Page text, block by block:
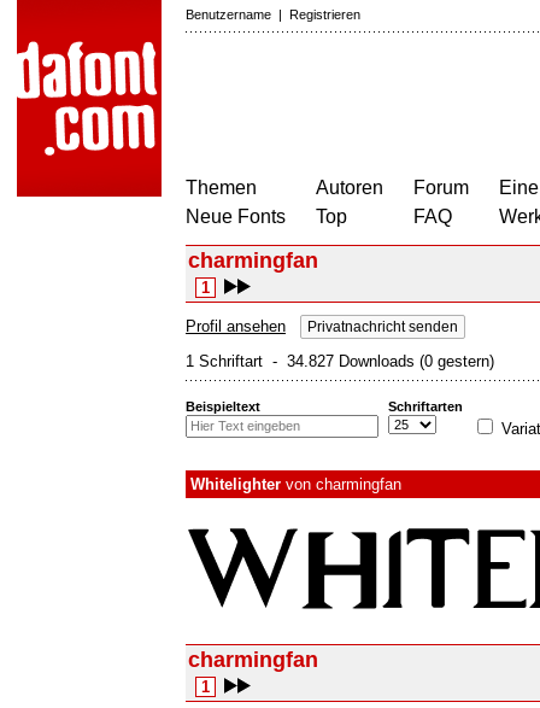
Benutzername | Registrieren
Themen
Neue Fonts
Autoren
Top
Forum
FAQ
charmingfan
1
Profil ansehen Privatnachricht senden
1 Schriftart - 34.827 Downloads (0 gestern)
Beispieltext Schriftarten
Whitelighter von charmingfan
charmingfan
1